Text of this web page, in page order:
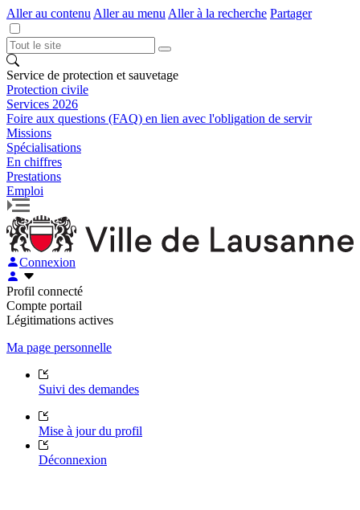
Aller au contenu Aller au menu Aller à la recherche Partager
Service de protection et sauvetage
Protection civile
Services 2026
Foire aux questions (FAQ) en lien avec l'obligation de servir
Missions
Spécialisations
En chiffres
Prestations
Emploi
Connexion
Profil connecté
Compte portail
Légitimations actives
Ma page personnelle
Suivi des demandes
Mise à jour du profil
Déconnexion